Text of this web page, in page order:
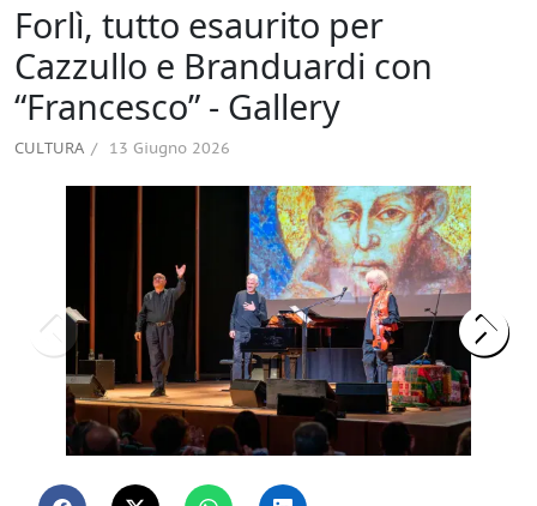
Forlì, tutto esaurito per
Cazzullo e Branduardi con
“Francesco” - Gallery
CULTURA 13 Giugno 2026